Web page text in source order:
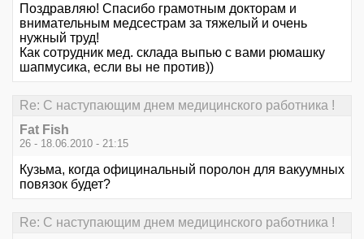
Поздравляю! Спасибо грамотным докторам и
внимательным медсестрам за тяжелый и очень
нужный труд!
Как сотрудник мед. склада выпью с вами рюмашку
шапмусика, если вы не против))
Re: С наступающим днем медицинского работника !
Fat Fish
26 - 18.06.2010 - 21:15
Кузьма, когда официнальный поролон для вакуумных
повязок будет?
Re: С наступающим днем медицинского работника !